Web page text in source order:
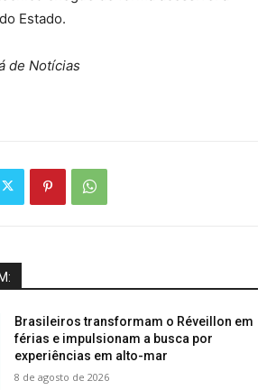
Estado.
de Notícias
Brasileiros transformam o Réveillon em
férias e impulsionam a busca por
experiências em alto-mar
8 de agosto de 2026